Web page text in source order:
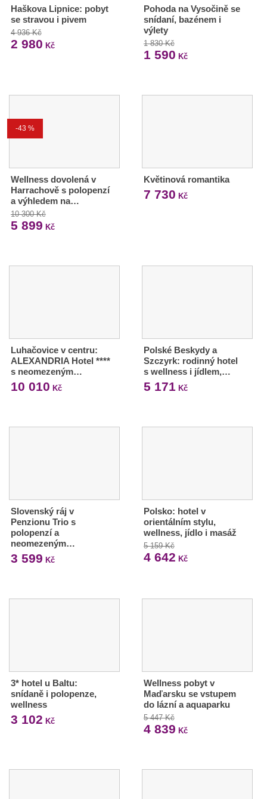
Haškova Lipnice: pobyt
se stravou i pivem
4 936 Kč
2 980 Kč
Pohoda na Vysočině se
snídaní, bazénem i
výlety
1 830 Kč
1 590 Kč
-43 %
Wellness dovolená v
Harrachově s polopenzí
a výhledem na…
10 300 Kč
5 899 Kč
Květinová romantika
7 730 Kč
Luhačovice v centru:
ALEXANDRIA Hotel ****
s neomezeným…
10 010 Kč
Polské Beskydy a
Szczyrk: rodinný hotel
s wellness i jídlem,…
5 171 Kč
Slovenský ráj v
Penzionu Trio s
polopenzí a
neomezeným…
3 599 Kč
Polsko: hotel v
orientálním stylu,
wellness, jídlo i masáž
5 159 Kč
4 642 Kč
3* hotel u Baltu:
snídaně i polopenze,
wellness
3 102 Kč
Wellness pobyt v
Maďarsku se vstupem
do lázní a aquaparku
5 447 Kč
4 839 Kč